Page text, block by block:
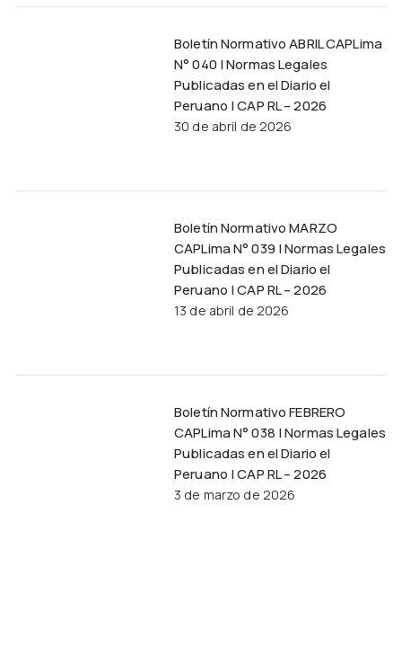
Boletín Normativo ABRIL CAPLima
N° 040 | Normas Legales
Publicadas en el Diario el
Peruano | CAP RL – 2026
30 de abril de 2026
Boletín Normativo MARZO
CAPLima N° 039 | Normas Legales
Publicadas en el Diario el
Peruano | CAP RL – 2026
13 de abril de 2026
Boletín Normativo FEBRERO
CAPLima N° 038 | Normas Legales
Publicadas en el Diario el
Peruano | CAP RL – 2026
3 de marzo de 2026